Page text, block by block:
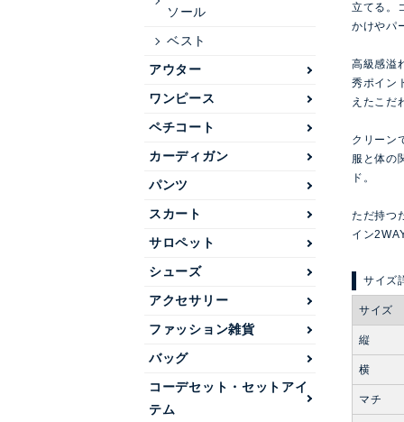
ソール
ベスト
アウター
ワンピース
ペチコート
カーディガン
パンツ
スカート
サロペット
シューズ
アクセサリー
ファッション雑貨
バッグ
コーデセット・セットアイ
テム
立てる。
かけやパ
高級感溢
秀ポイン
えたこだ
クリーン
服と体の
ド。
ただ持つ
イン
サイズ
縦
横
マチ